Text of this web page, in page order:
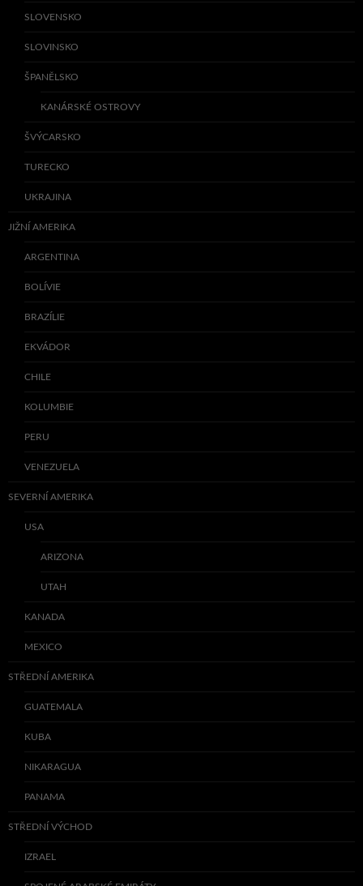
SLOVENSKO
SLOVINSKO
ŠPANĚLSKO
KANÁRSKÉ OSTROVY
ŠVÝCARSKO
TURECKO
UKRAJINA
JIŽNÍ AMERIKA
ARGENTINA
BOLÍVIE
BRAZÍLIE
EKVÁDOR
CHILE
KOLUMBIE
PERU
VENEZUELA
SEVERNÍ AMERIKA
USA
ARIZONA
UTAH
KANADA
MEXICO
STŘEDNÍ AMERIKA
GUATEMALA
KUBA
NIKARAGUA
PANAMA
STŘEDNÍ VÝCHOD
IZRAEL